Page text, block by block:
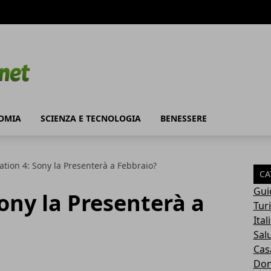
SCIENZA E TECNOLOGIA BENESSERE
4: Sony la Presenterà a Febbraio?
la Presenterà a